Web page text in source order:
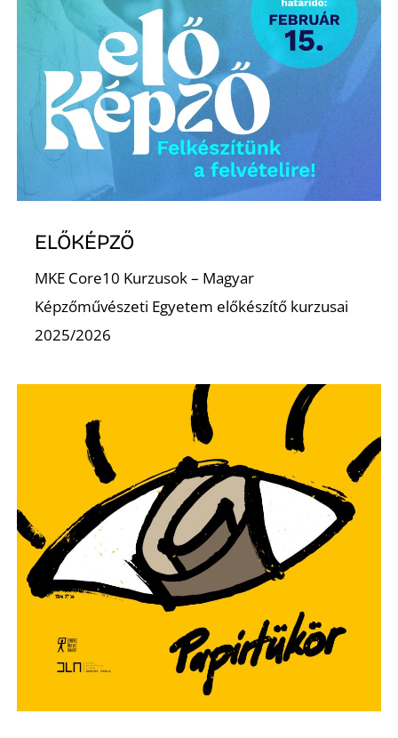
ELŐKÉPZŐ
MKE Core10 Kurzusok – Magyar
Képzőművészeti Egyetem előkészítő kurzusai
2025/2026